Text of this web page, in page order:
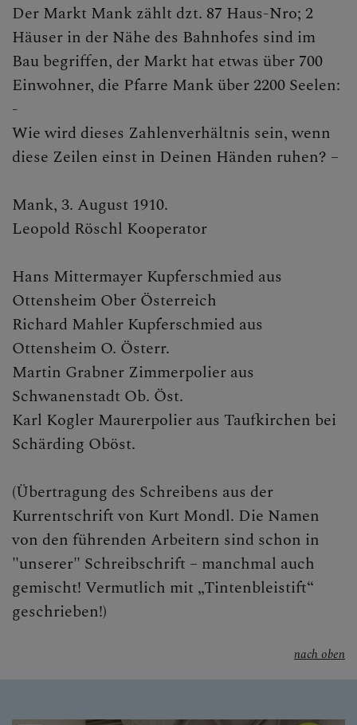
Der Markt Mank zählt dzt. 87 Haus-Nro; 2
Häuser in der Nähe des Bahnhofes sind im
Bau begriffen, der Markt hat etwas über 700
Einwohner, die Pfarre Mank über 2200 Seelen:
-
Wie wird dieses Zahlenverhältnis sein, wenn
diese Zeilen einst in Deinen Händen ruhen? –
Mank, 3. August 1910.
Leopold Röschl Kooperator
Hans Mittermayer Kupferschmied aus
Ottensheim Ober Österreich
Richard Mahler Kupferschmied aus
Ottensheim O. Österr.
Martin Grabner Zimmerpolier aus
Schwanenstadt Ob. Öst.
Karl Kogler Maurerpolier aus Taufkirchen bei
Schärding Oböst.
(Übertragung des Schreibens aus der
Kurrentschrift von Kurt Mondl. Die Namen
von den führenden Arbeitern sind schon in
"unserer" Schreibschrift – manchmal auch
gemischt! Vermutlich mit „Tintenbleistift“
geschrieben!)
nach oben